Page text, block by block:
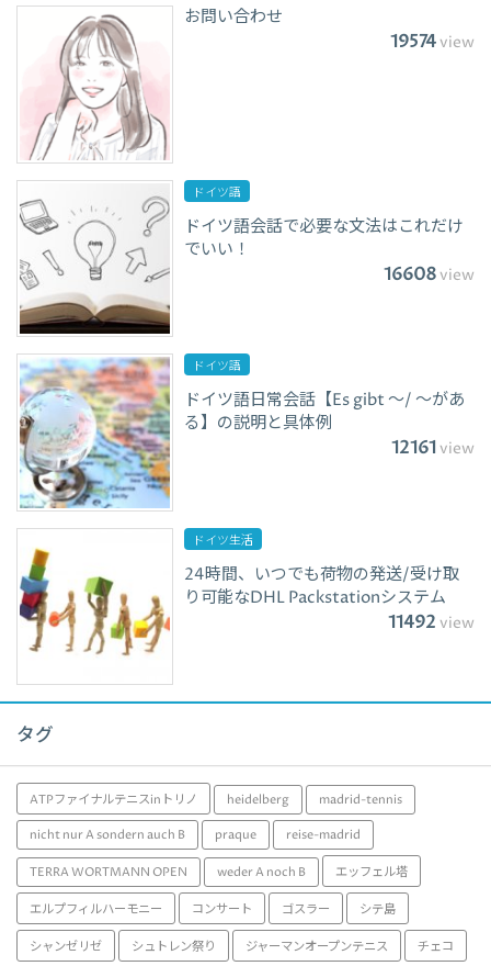
お問い合わせ
19574view
ドイツ語
ドイツ語会話で必要な文法はこれだけ
でいい！
16608view
ドイツ語
ドイツ語日常会話【Es gibt ～/ ～があ
る】の説明と具体例
12161view
ドイツ生活
24時間、いつでも荷物の発送/受け取
り可能なDHL Packstationシステム
11492 view
タグ
ATPファイナルテニスinトリノ heidelberg madrid-tennis
nicht nur A sondern auch B praque reise-madrid
TERRA WORTMANN OPEN weder A noch B エッフェル塔
エルプフィルハーモニー コンサート ゴスラー シテ島
シャンゼリゼ シュトレン祭り ジャーマンオープンテニス チェコ